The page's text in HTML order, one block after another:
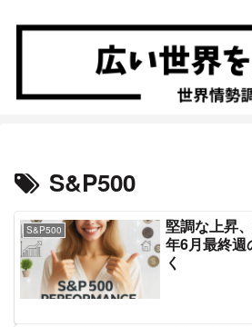
S&P500
S&P500
堅調な上昇
年6月最終
く